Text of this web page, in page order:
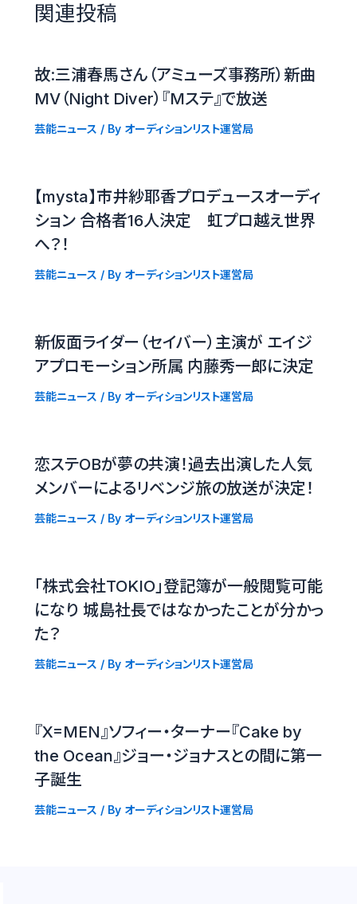
関連投稿
故:三浦春馬さん（アミューズ事務所）新曲
MV（Night Diver）『Mステ』で放送
芸能ニュース / By オーディションリスト運営局
【mysta】市井紗耶香プロデュースオーディ
ション 合格者16人決定 虹プロ越え世界
へ？！
芸能ニュース / By オーディションリスト運営局
新仮面ライダー（セイバー）主演が エイジ
アプロモーション所属 内藤秀一郎に決定
芸能ニュース / By オーディションリスト運営局
恋ステOBが夢の共演！過去出演した人気
メンバーによるリベンジ旅の放送が決定！
芸能ニュース / By オーディションリスト運営局
「株式会社TOKIO」登記簿が一般閲覧可能
になり 城島社長ではなかったことが分かっ
た？
芸能ニュース / By オーディションリスト運営局
『X=MEN』ソフィー・ターナー『Cake by
the Ocean』ジョー・ジョナスとの間に第一
子誕生
芸能ニュース / By オーディションリスト運営局